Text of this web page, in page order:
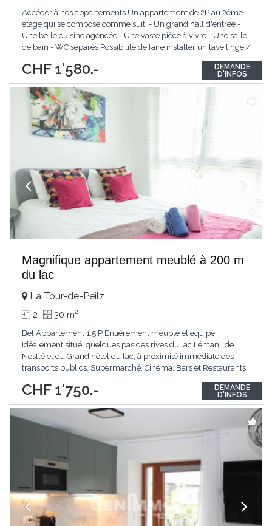
CHF 1'580.-
Accéder à nos appartements Un appartement de 2P au 2ème
étage qui se compose comme suit: - Un grand hall d'entrée -
Une belle cuisine agencée - Une vaste pièce à vivre - Une salle
de bain - WC séparés Possibilité de faire installer un lave linge /
contacter pour plus de renseignements, nous ferons au plaisir...
DEMANDE
D'INFOS
Magnifique appartement meublé à 200 m
du lac
CHF 1'750.-
La Tour-de-Peilz
2 30 m2
Bel Appartement 1.5 P Entièrement meublé et équipé,
Idéalement situé, quelques pas des rives du lac Léman , de
Nestlé et du Grand hôtel du lac, à proximité immédiate des
transports publics, Supermarché, Cinéma, Bars et Restaurants.
appareils de cuisine, lit double, TV, fibre optique, ascenseur.
Disposition ci dessous -...
DEMANDE
D'INFOS